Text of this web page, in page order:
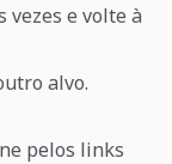
vezes e volte à
alvo.
pelos links